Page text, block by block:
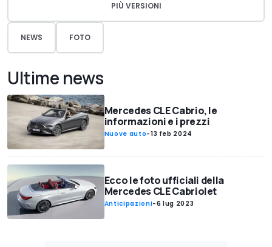
PIÙ VERSIONI
NEWS FOTO
Ultime news
Mercedes CLE Cabrio, le
informazioni e i prezzi
Nuove auto-13 feb 2024
Ecco le foto ufficiali della
Mercedes CLE Cabriolet
Anticipazioni-6 lug 2023